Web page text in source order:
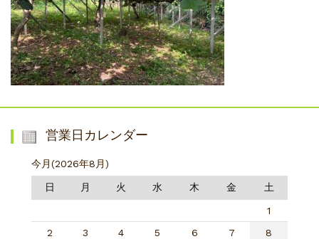
営業日カレンダー
今月(2026年8月)
日 月 火 水 木 金 土
1
2
3 4 5 6 7
8